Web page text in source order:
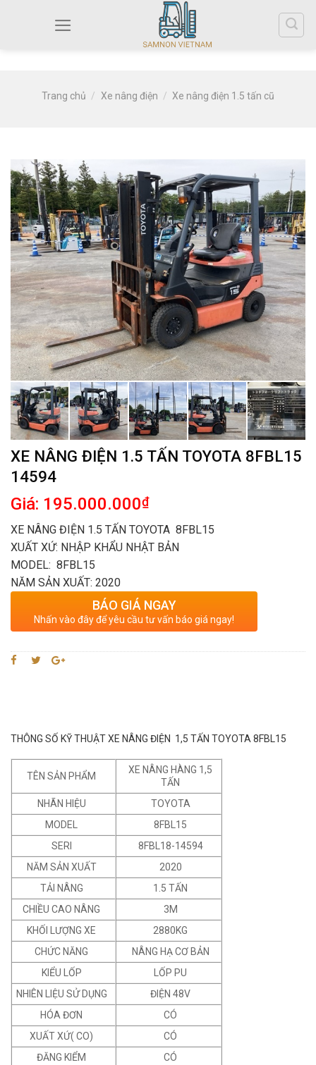
Trang chủ / Xe nâng điện / Xe nâng điện 1.5 tấn cũ
XE NÂNG ĐIỆN 1.5 TẤN TOYOTA 8FBL15
14594
Giá: 195.000.000₫
XE NÂNG ĐIỆN 1.5 TẤN TOYOTA 8FBL15
XUẤT XỨ: NHẬP KHẨU NHẬT BẢN
MODEL: 8FBL15
NĂM SẢN XUẤT: 2020
BÁO GIÁ NGAY
Nhấn vào đây để yêu cầu tư vấn báo giá ngay!
THÔNG SỐ KỸ THUẬT XE NÂNG ĐIỆN 1,5 TẤN TOYOTA 8FBL15
TÊN SẢN PHẨM
XE NÂNG HÀNG 1,5
TẤN
NHÃN HIỆU
TOYOTA
MODEL
8FBL15
SERI
8FBL18-14594
NĂM SẢN XUẤT
2020
TẢI NÂNG
1.5 TẤN
CHIỀU CAO NÂNG
3M
KHỐI LƯỢNG XE
2880KG
CHỨC NĂNG
NÂNG HẠ CƠ BẢN
KIỂU LỐP
LỐP PU
NHIÊN LIỆU SỬ DỤNG
ĐIỆN 48V
HÓA ĐƠN
CÓ
XUẤT XỨ( CO)
CÓ
ĐĂNG KIỂM
CÓ